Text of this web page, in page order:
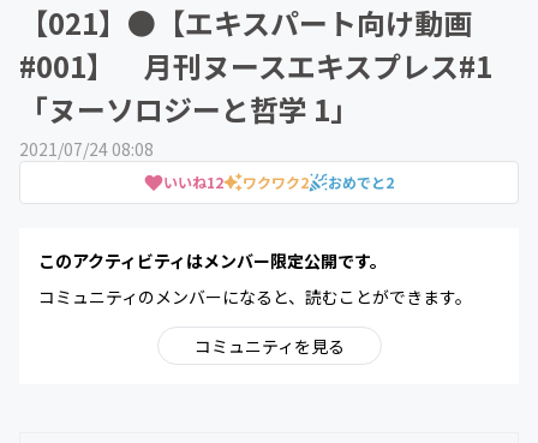
【021】●【エキスパート向け動画
#001】 月刊ヌースエキスプレス#1
「ヌーソロジーと哲学 1」
2021/07/24 08:08
いいね12 ワクワク2 おめでと2
このアクティビティはメンバー限定公開です。
コミュニティのメンバーになると、読むことができます。
コミュニティを見る